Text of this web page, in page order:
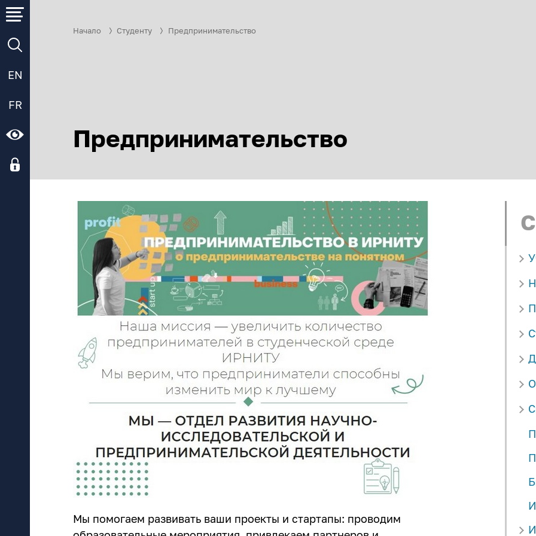
EN
FR
Начало Студенту Предпринимательство
Предпринимательство
Мы помогаем развивать ваши проекты и стартапы: проводим